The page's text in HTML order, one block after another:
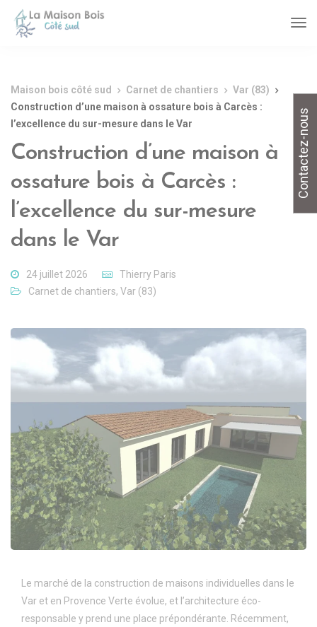
Maison bois côté sud Carnet de chantiers
Var (83)
Construction d’une maison à ossature bois à Carcès :
l’excellence du sur-mesure dans le Var
Construction d’une maison à
ossature bois à Carcès :
l’excellence du sur-mesure
dans le Var
24 juillet 2026
Thierry Paris
Carnet de chantiers, Var (83)
Le marché de la construction de maisons individuelles dans le
Var et en Provence Verte évolue, et l’architecture éco-
responsable y prend une place prépondérante. Récemment,
Contactez-nous